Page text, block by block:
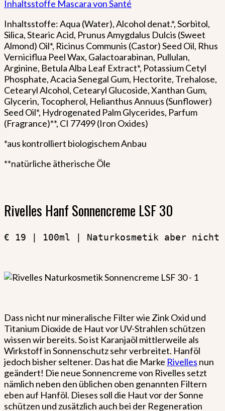
Inhaltsstoffe Mascara von Santé
Inhaltsstoffe: Aqua (Water), Alcohol denat.*, Sorbitol,
Silica, Stearic Acid, Prunus Amygdalus Dulcis (Sweet
Almond) Oil*, Ricinus Communis (Castor) Seed Oil, Rhus
Verniciflua Peel Wax, Galactoarabinan, Pullulan,
Arginine, Betula Alba Leaf Extract*, Potassium Cetyl
Phosphate, Acacia Senegal Gum, Hectorite, Trehalose,
Cetearyl Alcohol, Cetearyl Glucoside, Xanthan Gum,
Glycerin, Tocopherol, Helianthus Annuus (Sunflower)
Seed Oil*, Hydrogenated Palm Glycerides, Parfum
(Fragrance)**, CI 77499 (Iron Oxides)
*aus kontrolliert biologischem Anbau
**natürliche ätherische Öle
Rivelles Hanf Sonnencreme LSF 30
€ 19 | 100ml | Naturkosmetik aber
Dass nicht nur mineralische Filter wie Zink Oxid und
Titanium Dioxide de Haut vor UV-Strahlen schützen
wissen wir bereits. So ist Karanjaöl mittlerweile als
Wirkstoff in Sonnenschutz sehr verbreitet. Hanföl
jedoch bisher seltener. Das hat die Marke Rivelles nun
geändert! Die neue Sonnencreme von Rivelles setzt
nämlich neben den üblichen oben genannten Filtern
eben auf Hanföl. Dieses soll die Haut vor der Sonne
schützen und zusätzlich auch bei der Regeneration